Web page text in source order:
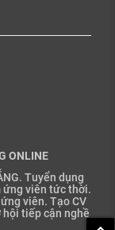
ONLINE
Tuyển dụng
ứng viên tức thời.
viên. Tạo CV
tiếp cận nghề